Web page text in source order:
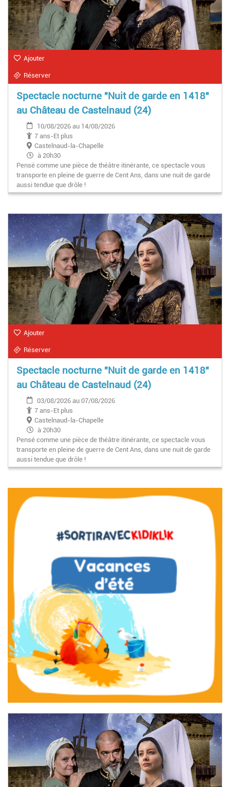
Ajouter
Réserver
Spectacle nocturne "Nuit de garde en 1418"
au Château de Castelnaud (24)
10/08/2026 au 14/08/2026
7 ans-Et plus
Castelnaud-la-Chapelle
à 20h30
Pensé comme une pièce de théâtre itinérante, ce spectacle vous
transporte en pleine de guerre de Cent Ans, dans une nuit de garde
aussi tendue que drôle !
Ajouter
Réserver
Spectacle nocturne "Nuit de garde en 1418"
au Château de Castelnaud (24)
03/08/2026 au 07/08/2026
7 ans-Et plus
Castelnaud-la-Chapelle
à 20h30
Pensé comme une pièce de théâtre itinérante, ce spectacle vous
transporte en pleine de guerre de Cent Ans, dans une nuit de garde
aussi tendue que drôle !